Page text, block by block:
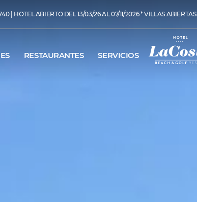
| HOTEL ABIERTO DEL 13/03/26 AL 07/11/2026 * VILLAS ABIERTAS
RESTAURANTES SERVICIOS